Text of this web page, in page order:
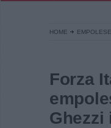
HOME
Forza